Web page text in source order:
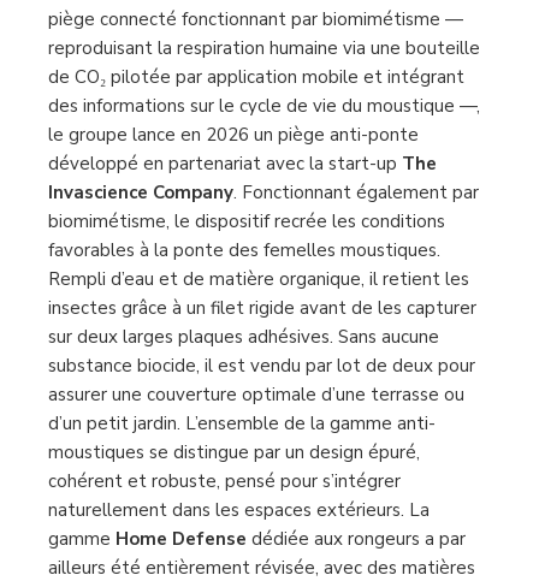
piège connecté fonctionnant par biomimétisme —
reproduisant la respiration humaine via une bouteille
de CO₂ pilotée par application mobile et intégrant
des informations sur le cycle de vie du moustique —,
le groupe lance en 2026 un piège anti-ponte
développé en partenariat avec la start-up The
Invascience Company. Fonctionnant également par
biomimétisme, le dispositif recrée les conditions
favorables à la ponte des femelles moustiques.
Rempli d’eau et de matière organique, il retient les
insectes grâce à un filet rigide avant de les capturer
sur deux larges plaques adhésives. Sans aucune
substance biocide, il est vendu par lot de deux pour
assurer une couverture optimale d’une terrasse ou
d’un petit jardin. L’ensemble de la gamme anti-
moustiques se distingue par un design épuré,
cohérent et robuste, pensé pour s’intégrer
naturellement dans les espaces extérieurs. La
gamme Home Defense dédiée aux rongeurs a par
ailleurs été entièrement révisée, avec des matières